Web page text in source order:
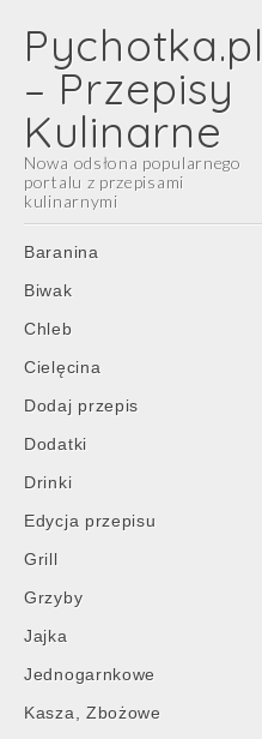
Pychotka.pl
– Przepisy
Kulinarne
Nowa odsłona popularnego
portalu z przepisami
kulinarnymi
Main
menu
Skip
content
Baranina
Biwak
Chleb
Cielęcina
Dodaj przepis
Dodatki
Drinki
Edycja przepisu
Grill
Grzyby
Jajka
Jednogarnkowe
Kasza, Zbożowe